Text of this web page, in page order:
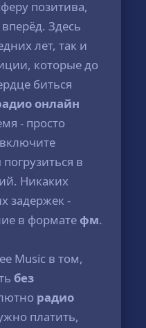
позитива,
Здесь
лет, так и
которые до
биться
онлайн
- просто
в
Никаких
задержек -
в формате фм.
Music в том,
без
радио
платить,